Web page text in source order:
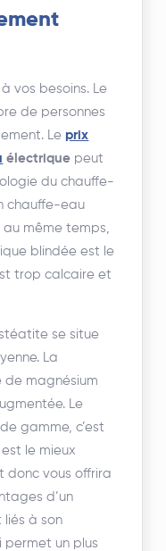
vos besoins. Le
de personnes
Le prix
électrique peut
du chauffe-
chauffe-eau
au même temps,
blindée est le
trop calcaire et
se situe
La
de magnésium
Le
gamme, c’est
est le mieux
donc vous offrira
d’un
liés à son
permet un plus